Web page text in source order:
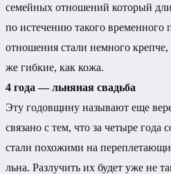
семейных отношений который
по истечению такого временного
отношения стали немного
же гибкие, как кожа.
4 года — льняная свадьба
Эту годовщину называют еще
связано с тем, что за четыре года
стали похожими на
льна. Разлучить их будет уже не